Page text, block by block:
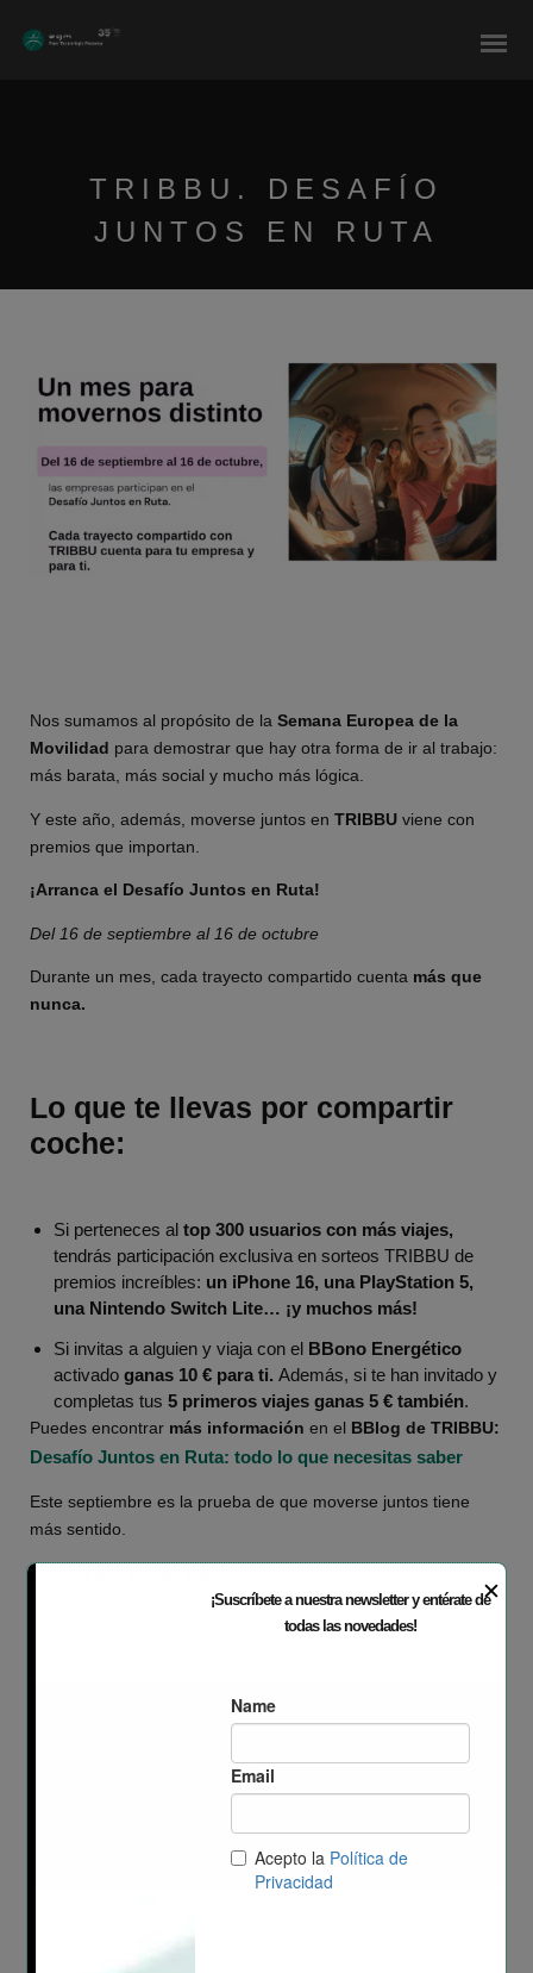
TRIBBU. DESAFÍO
JUNTOS EN RUTA
Nos sumamos al propósito de la Semana Europea de la
Movilidad para demostrar que hay otra forma de ir al trabajo:
más barata, más social y mucho más lógica.
Y este año, además, moverse juntos en TRIBBU viene con
premios que importan.
¡Arranca el Desafío Juntos en Ruta!
Del 16 de septiembre al 16 de octubre
Durante un mes, cada trayecto compartido cuenta más que
nunca.
Lo que te llevas por compartir
coche:
Si perteneces al top 300 usuarios con más viajes,
tendrás participación exclusiva en sorteos TRIBBU de
premios increíbles: un iPhone 16, una PlayStation 5,
una Nintendo Switch Lite… ¡y muchos más!
Si invitas a alguien y viaja con el BBono Energético
activado ganas 10 € para ti. Además, si te han invitado y
completas tus 5 primeros viajes ganas 5 € también.
Puedes encontrar más información en el BBlog de TRIBBU:
Desafío Juntos en Ruta: todo lo que necesitas saber
Este septiembre es la prueba de que moverse juntos tiene
más sentido.
✕
¡Suscríbete a nuestra newsletter y entérate de
todas las novedades!